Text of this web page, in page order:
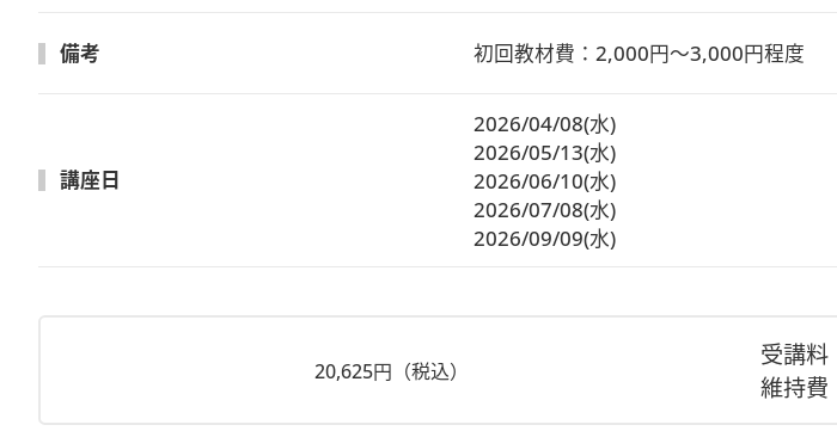
備考 初回教材費：2,000円～3,000円程度
講座日
2026/04/08(水)
2026/05/13(水)
2026/06/10(水)
2026/07/08(水)
2026/09/09(水)
20,625円（税込）
受講料
維持費